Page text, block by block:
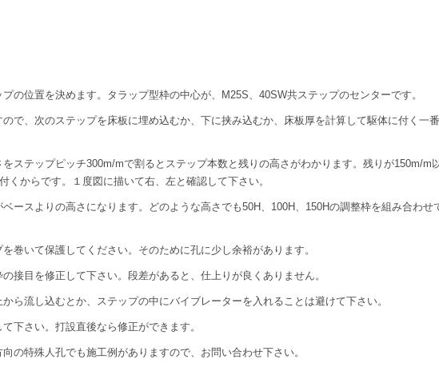
の位置を決めます。タラップ型枠の中心が、M25S、40SW共ステップのセンターです。
で、次のステップを床板に埋め込むか、下に挟み込むか、床板厚を計算して駆体に付く一
ステップピッチ300m/mで割るとステップ本数と残りの高さがわかります。残りが150m/m
からです。１度図に描いて右、左と確認して下さい。
ースよりの高さになります。どのような高さでも50H、100H、150Hの調整枠を組み合わせ
巻いて保護してください。そのために孔に少し余裕があります。
接目を修正して下さい。段差があると、仕上りが良くありません。
ら流し込むとか、ステップの中にバイブレーターを入れることは避けて下さい。
下さい。打設直後なら修正ができます。
の特殊人孔でも施工例がありますので、お問い合わせ下さい。